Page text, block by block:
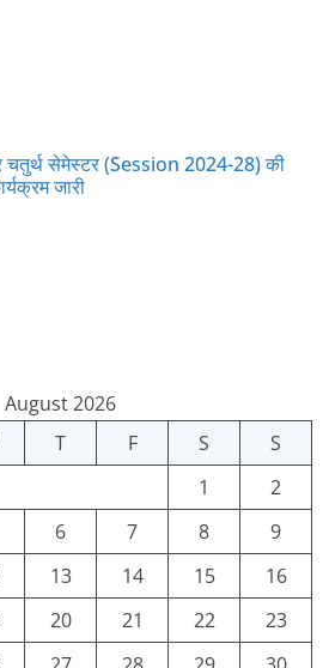
चतुर्थ सेमेस्टर (Session 2024-28) की
जारी
August 2026
T F S
S
1
2
6 7 8
9
13 14 15
16
20 21 22
23